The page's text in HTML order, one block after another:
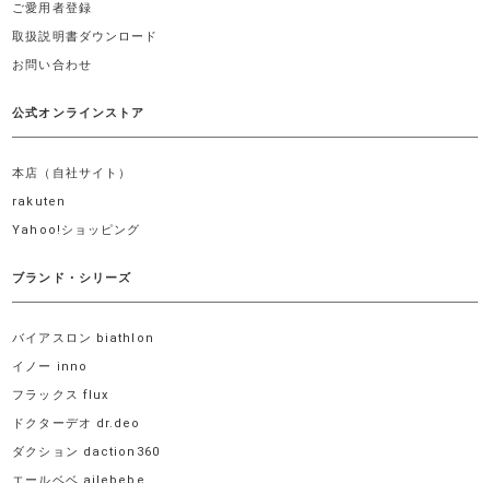
ご愛用者登録
取扱説明書ダウンロード
お問い合わせ
公式オンラインストア
本店（自社サイト）
rakuten
Yahoo!ショッピング
ブランド・シリーズ
バイアスロン biathlon
イノー inno
フラックス flux
ドクターデオ dr.deo
ダクション daction360